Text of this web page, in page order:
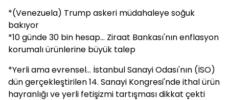
*(Venezuela) Trump askeri müdahaleye soğuk
bakıyor
*10 günde 30 bin hesap... Ziraat Bankası'nın enflasyon
korumalı ürünlerine büyük talep
*Yerli ama evrensel... İstanbul Sanayi Odası'nın (İSO)
dün gerçekleştirilen 14. Sanayi Kongresi'nde ithal ürün
hayranlığı ve yerli fetişizmi tartışması dikkat çekti